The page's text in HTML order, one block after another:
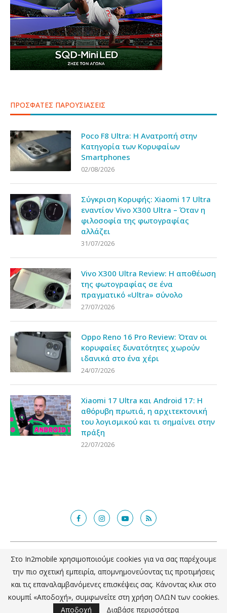
ΠΡΟΣΦΑΤΕΣ ΠΑΡΟΥΣΙΑΣΕΙΣ
Poco F8 Ultra: Η Ανατροπή στην
Κατηγορία των Κορυφαίων
Smartphones
02/08/2026
Σύγκριση Κορυφής: Xiaomi 17 Ultra
εναντίον Vivo X300 Ultra – Όταν η
φιλοσοφία της φωτογραφίας
αλλάζει
31/07/2026
Vivo X300 Ultra Review: Η αποθέωση
της φωτογραφίας σε ένα
πραγματικό «Ultra» σύνολο
27/07/2026
Oppo Reno 16 Pro Review: Όταν οι
κορυφαίες δυνατότητες χωρούν
ιδανικά στο ένα χέρι
24/07/2026
Xiaomi 17 Ultra και Android 17: Η
αθόρυβη πρωτιά, η αρχιτεκτονική
του λογισμικού και τι σημαίνει στην
πράξη
22/07/2026
@2018 - in2mobile.gr. All Right Reserved. Designed and developed by
mcde.gr
ΕΠΙΣΤΡΟΦΗ ΣΤΗΝ ΚΟΡΥΦΗ
Στο In2mobile xρησιμοποιούμε cookies για να σας παρέχουμε
την πιο σχετική εμπειρία, απομνημονεύοντας τις προτιμήσεις
και τις επαναλαμβανόμενες επισκέψεις σας. Κάνοντας κλικ στο
κουμπί «Αποδοχή», συμφωνείτε στη χρήση ΟΛΩΝ των cookies.
Αποδοχή
Διαβάσε περισσότερα